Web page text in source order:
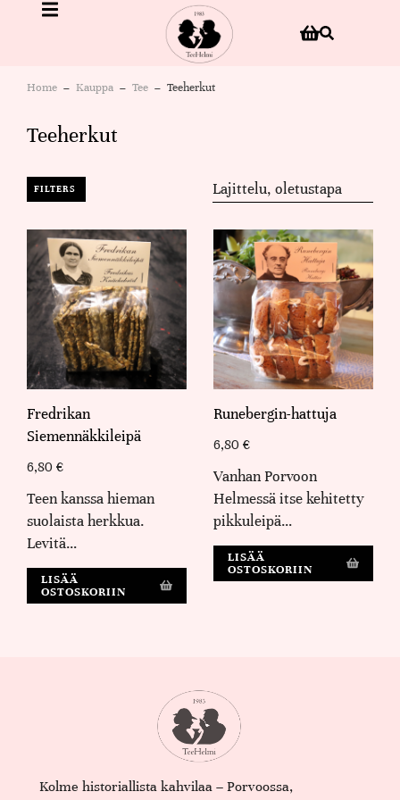
You are here:
Home Kauppa Tee Teeherkut
Teeherkut
FILTERS
Fredrikan
Siemennäkkileipä
6,80 €
Teen kanssa hieman
suolaista herkkua.
Levitä…
LISÄÄ
OSTOSKORIIN
Runebergin-hattuja
6,80 €
Vanhan Porvoon
Helmessä itse kehitetty
pikkuleipä…
LISÄÄ
OSTOSKORIIN
Kolme historiallista kahvilaa – Porvoossa,